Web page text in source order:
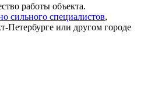
работы объекта.
сильного специалистов,
или другом городе